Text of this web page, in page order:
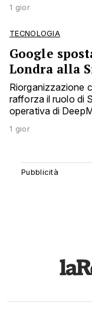
1 gior
TECNOLOGIA
Google
Londra alla
Riorganizzazione
rafforza il ruolo di
operativa di
1 gior